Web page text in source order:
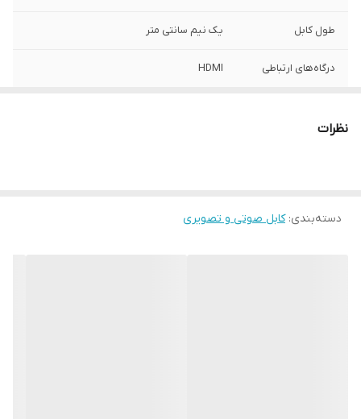
طول کابل یک نیم سانتی متر
درگاه‌های ارتباطی HDMI
نظرات
دسته‌بندی:کابل صوتی و تصویری